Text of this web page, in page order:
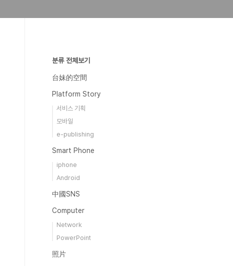
분류 전체보기
台妹的空間
Platform Story
서비스 기획
모바일
e-publishing
Smart Phone
iphone
Android
中國SNS
Computer
Network
PowerPoint
照片